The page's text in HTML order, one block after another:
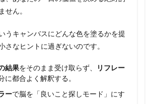
せん。
うキャンバスにどんな色を塗るかを提
さなヒントに過ぎないのです。
結果をそのまま受け取らず、
リフレー
に都合よく解釈する。
ーで脳を「良いこと探しモード」にす